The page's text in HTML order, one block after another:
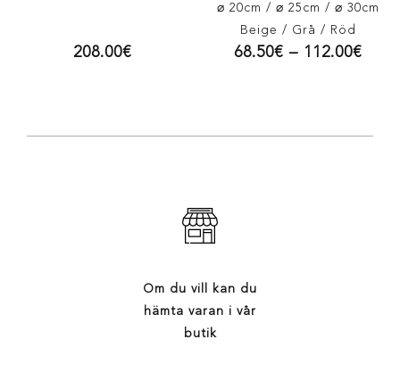
208.00€
⌀ 20cm / ⌀ 25cm / ⌀ 30cm
Beige / Grå / Röd
68.50€ – 112.00€
Om du vill kan du
hämta varan i vår
butik